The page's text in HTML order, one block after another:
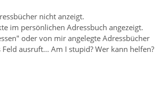
nicht anzeigt.
im persönlichen Adressbuch angezeigt.
oder von mir angelegte Adressbücher
ausruft... Am I stupid? Wer kann helfen?